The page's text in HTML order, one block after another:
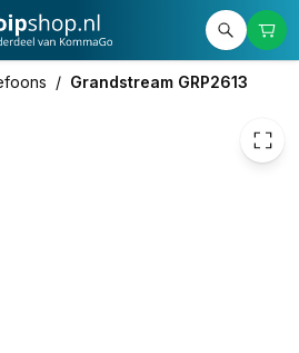
/ Grandstream GRP2613